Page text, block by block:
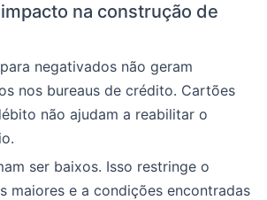
na construção de
negativados não geram
nos bureaus de crédito. Cartões
não ajudam a reabilitar o
ser baixos. Isso restringe o
maiores e a condições encontradas